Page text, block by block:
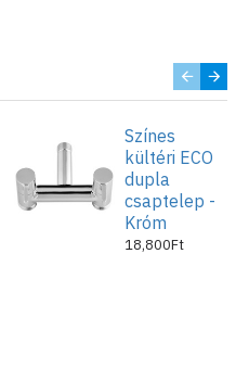
Színes
kültéri ECO
dupla
csaptelep -
Króm
18,800Ft